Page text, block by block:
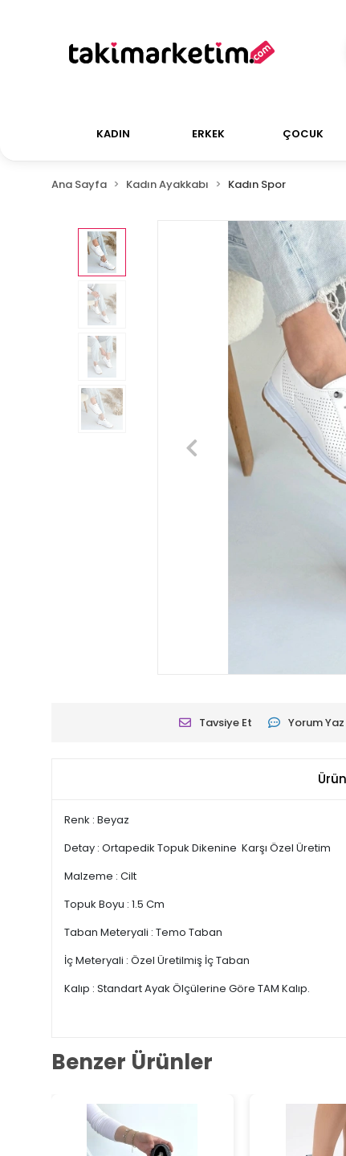
KADIN ERKEK ÇOCUK
Ana Sayfa Kadın Ayakkabı Kadın Spor
Tavsiye Et Yorum Yaz
Renk : Beyaz
Detay : Ortapedik Topuk Dikenine Karşı Özel Üretim
Malzeme : Cilt
Topuk Boyu : 1.5 Cm
Taban Meteryali : Temo Taban
İç Meteryali : Özel Üretilmiş İç Taban
Kalıp : Standart Ayak Ölçülerine Göre TAM Kalıp.
Benzer Ürünler